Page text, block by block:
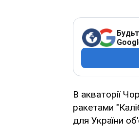
В акваторії
ракетами
для України